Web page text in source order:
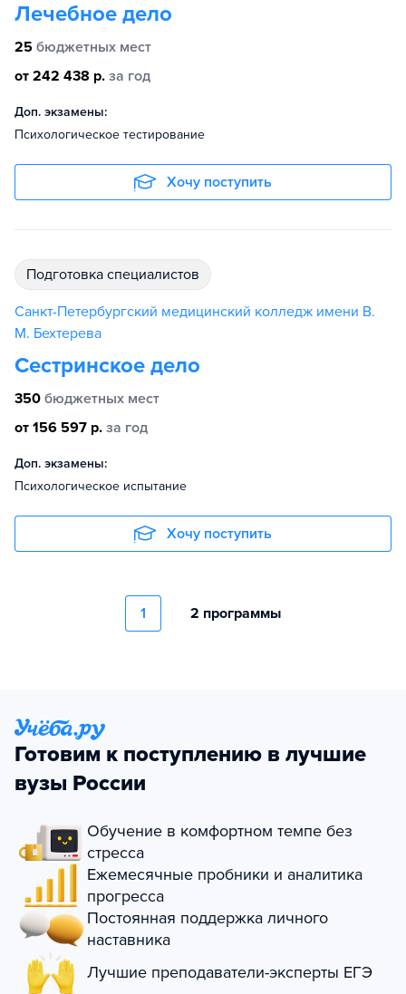
Лечебное дело
25 бюджетных мест
от 242 438 р. за год
Доп. экзамены:
Психологическое тестирование
Хочу поступить
подготовка специалистов
Санкт-Петербургский медицинский колледж имени В.
М. Бехтерева
Сестринское дело
350 бюджетных мест
от 156 597 р. за год
Доп. экзамены:
Психологическое испытание
Хочу поступить
1 2 программы
Готовим к поступлению в лучшие
вузы России
Обучение в комфортном темпе без
стресса
Ежемесячные пробники и аналитика
прогресса
Постоянная поддержка личного
наставника
Лучшие преподаватели-эксперты ЕГЭ